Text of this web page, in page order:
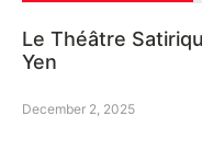
Le Théâtre
Yen
December 2, 2025